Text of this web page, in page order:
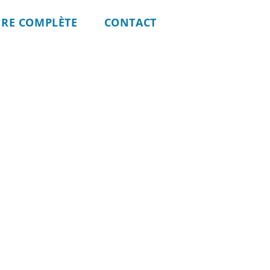
COMPLÈTE CONTACT